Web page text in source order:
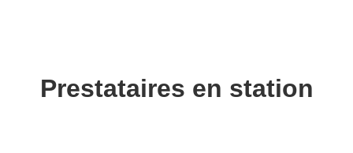
Prestataires en station